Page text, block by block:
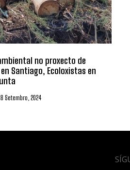
no proxecto de
Santiago, Ecoloxistas en
Setembro, 2024